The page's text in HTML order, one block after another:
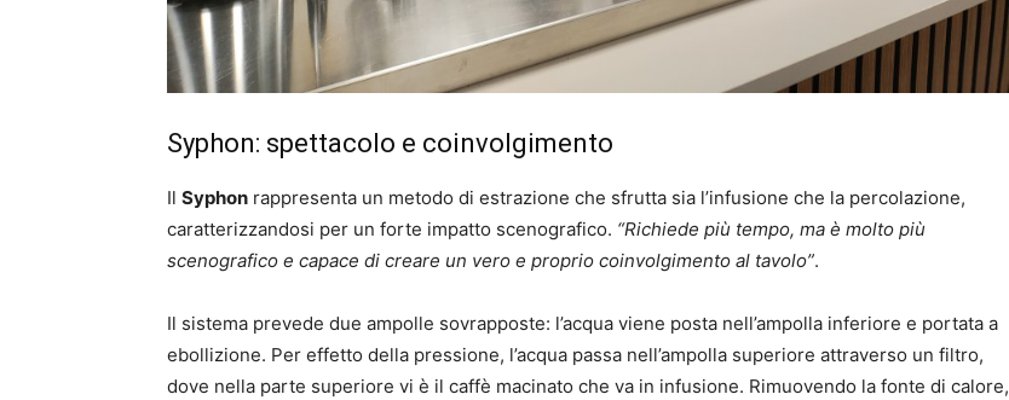
Syphon: spettacolo e coinvolgimento
Il Syphon rappresenta un metodo di estrazione che sfrutta sia l’infusione che la percolazione,
caratterizzandosi per un forte impatto scenografico. “Richiede più tempo, ma è molto più
scenografico e capace di creare un vero e proprio coinvolgimento al tavolo”.
Il sistema prevede due ampolle sovrapposte: l’acqua viene posta nell’ampolla inferiore e portata a
ebollizione. Per effetto della pressione, l’acqua passa nell’ampolla superiore attraverso un filtro,
dove nella parte superiore vi è il caffè macinato che va in infusione. Rimuovendo la fonte di calore,